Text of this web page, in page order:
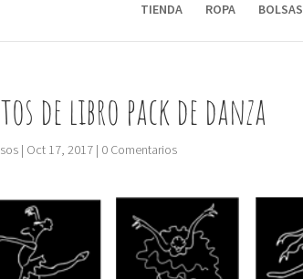
TIENDA ROPA BOLSAS
de libro pack de danza
| Oct 17, 2017 | 0 Comentarios